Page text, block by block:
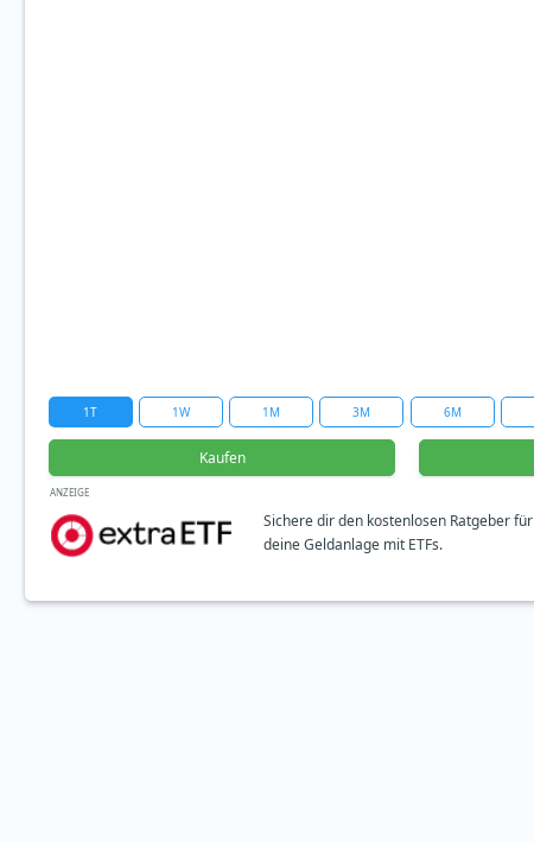
1T 1W 1M 3M 6M
Kaufen
ANZEIGE
Sichere dir den kostenlosen Ratgeber für
deine Geldanlage mit ETFs.